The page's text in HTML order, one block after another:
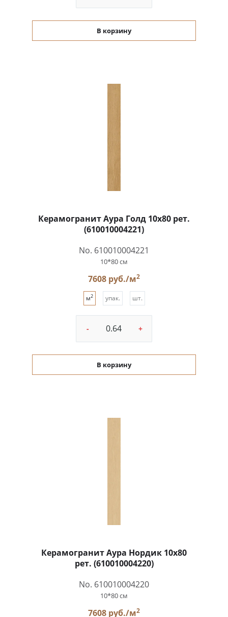
В корзину
Керамогранит Аура Голд 10x80 рет.
(610010004221)
No. 610010004221
10*80 см
7608 руб./м2
м2 упак. шт.
- +
В корзину
Керамогранит Аура Нордик 10x80
рет. (610010004220)
No. 610010004220
10*80 см
7608 руб./м2